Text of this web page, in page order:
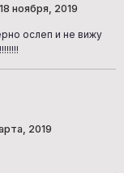
18 ноября, 2019
ослеп и не вижу
2019